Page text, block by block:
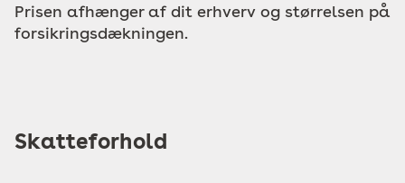
Prisen afhænger af dit erhverv og størrelsen på
forsikringsdækningen.
Skatteforhold